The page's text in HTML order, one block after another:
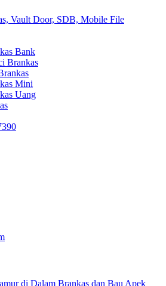
Vault Door, SDB, Mobile File
Bank
Brankas
Mini
Uang
di Dalam Brankas dan Bau Apek